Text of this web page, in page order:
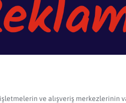
ve alışveriş merkezlerinin